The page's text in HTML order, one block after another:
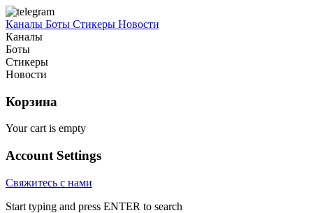
Каналы Боты Стикеры Новости
Каналы
Боты
Стикеры
Новости
Корзина
Your cart is empty
Account Settings
Свяжитесь с нами
Start typing and press ENTER to search